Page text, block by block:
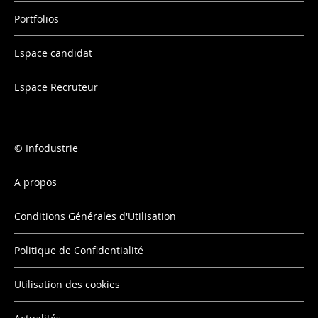
Portfolios
Espace candidat
Espace Recruteur
Infodustrie
A propos
Conditions Générales d'Utilisation
Politique de Confidentialité
Utilisation des cookies